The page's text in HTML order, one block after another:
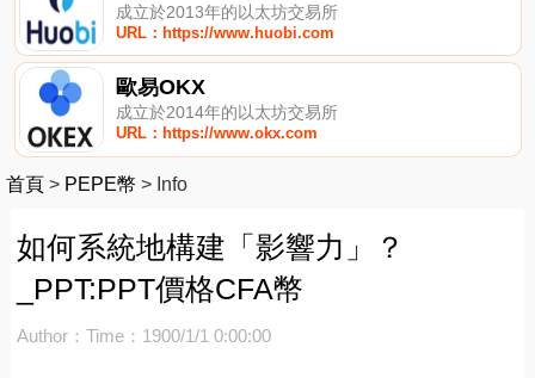
成立於2013年的以太坊交易所
URL：https://www.huobi.com
歐易OKX
成立於2014年的以太坊交易所
URL：https://www.okx.com
首頁 > PEPE幣 > Info
如何系統地構建「影響力」？
_PPT:PPT價格CFA幣
Author： Time：1900/1/1 0:00:00